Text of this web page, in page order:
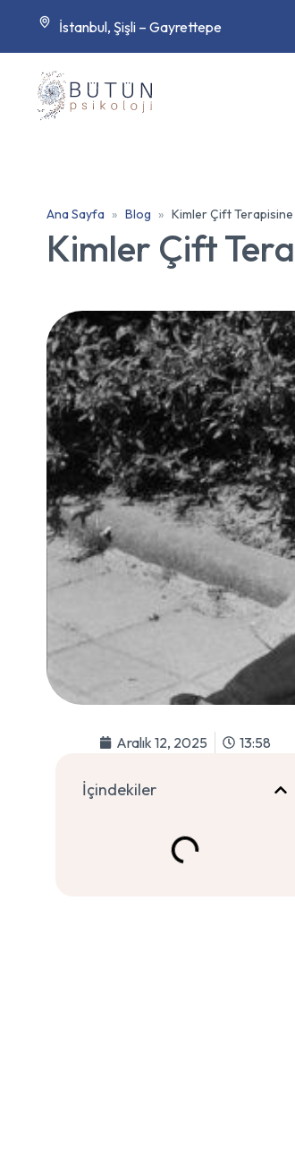
İstanbul, Şişli – Gayrettepe
Ana Sayfa Blog Kimler Çift
Kimler Çift
Aralık 12, 2025 13:58
İçindekiler